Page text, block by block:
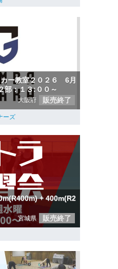
ー教室２０２６ 6月
：１３:００～
大阪府 販売終了
ーズ
+ 400m(R2
宮城県 販売終了